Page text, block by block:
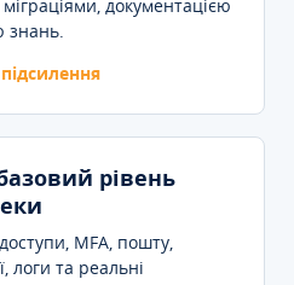
документацією
знань.
рівень
MFA, пошту,
логи та реальні